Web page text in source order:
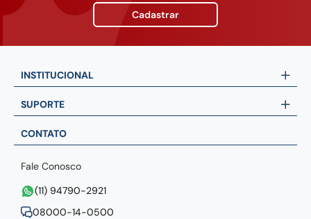
Cadastrar
INSTITUCIONAL
SUPORTE
CONTATO
Fale Conosco
(11) 94790-2921
08000-14-0500